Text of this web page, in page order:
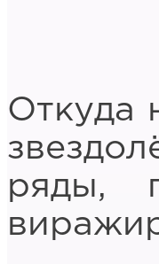
Откуда
ряды,